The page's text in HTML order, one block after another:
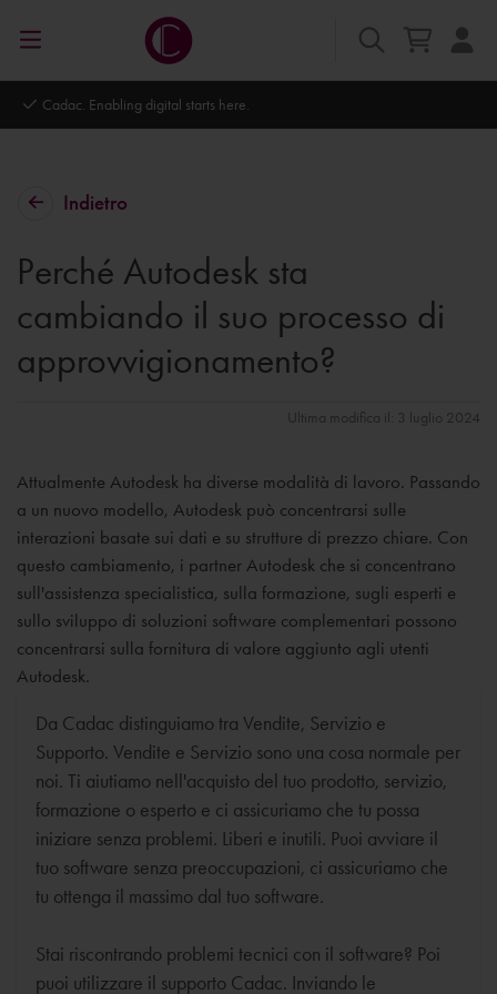
Autodesk Platinum Partner
Indietro
Perché Autodesk sta
cambiando il suo processo di
approvvigionamento?
Ultima modifica il: 3 luglio 2024
Attualmente Autodesk ha diverse modalità di lavoro. Passando
a un nuovo modello, Autodesk può concentrarsi sulle
interazioni basate sui dati e su strutture di prezzo chiare. Con
questo cambiamento, i partner Autodesk che si concentrano
sull'assistenza specialistica, sulla formazione, sugli esperti e
sullo sviluppo di soluzioni software complementari possono
concentrarsi sulla fornitura di valore aggiunto agli utenti
Autodesk.
Da Cadac distinguiamo tra Vendite, Servizio e
Supporto. Vendite e Servizio sono una cosa normale per
noi. Ti aiutiamo nell'acquisto del tuo prodotto, servizio,
formazione o esperto e ci assicuriamo che tu possa
iniziare senza problemi. Liberi e inutili. Puoi avviare il
tuo software senza preoccupazioni, ci assicuriamo che
tu ottenga il massimo dal tuo software.
Stai riscontrando problemi tecnici con il software? Poi
puoi utilizzare il supporto Cadac. Inviando le